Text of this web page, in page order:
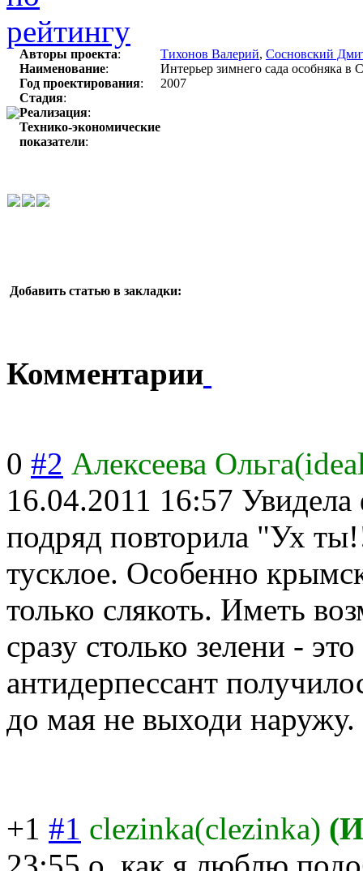
Авторы проекта: Тихонов Валерий, Сосновский
Наименование:
Интерьер зимнего сада особняка в
Год проектирования:
2007
Стадия:
Реализация:
Технико-экономические
показатели:
Добавить статью в закладки:
Комментарии
0 #2 Алексеева
16.04.2011 16:57 Увидела
подряд повторила "Ух
тусклое. Особенно
только слякоть. Иметь
сразу столько зелени -
антидерпессант
до мая не выходи наружу.
+1 #1 clezinka(clezinka)